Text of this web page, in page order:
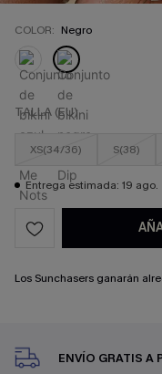
COLOR: Negro
TALLA (EU)
XS(34/36) S(38)
Entrega estimada: 19 ago.
Los Sunchasers ganarán
ENVÍO GRATIS A